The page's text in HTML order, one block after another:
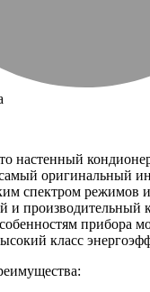
настенный
оригинальный
спектром режимов
и производительный
прибора
класс